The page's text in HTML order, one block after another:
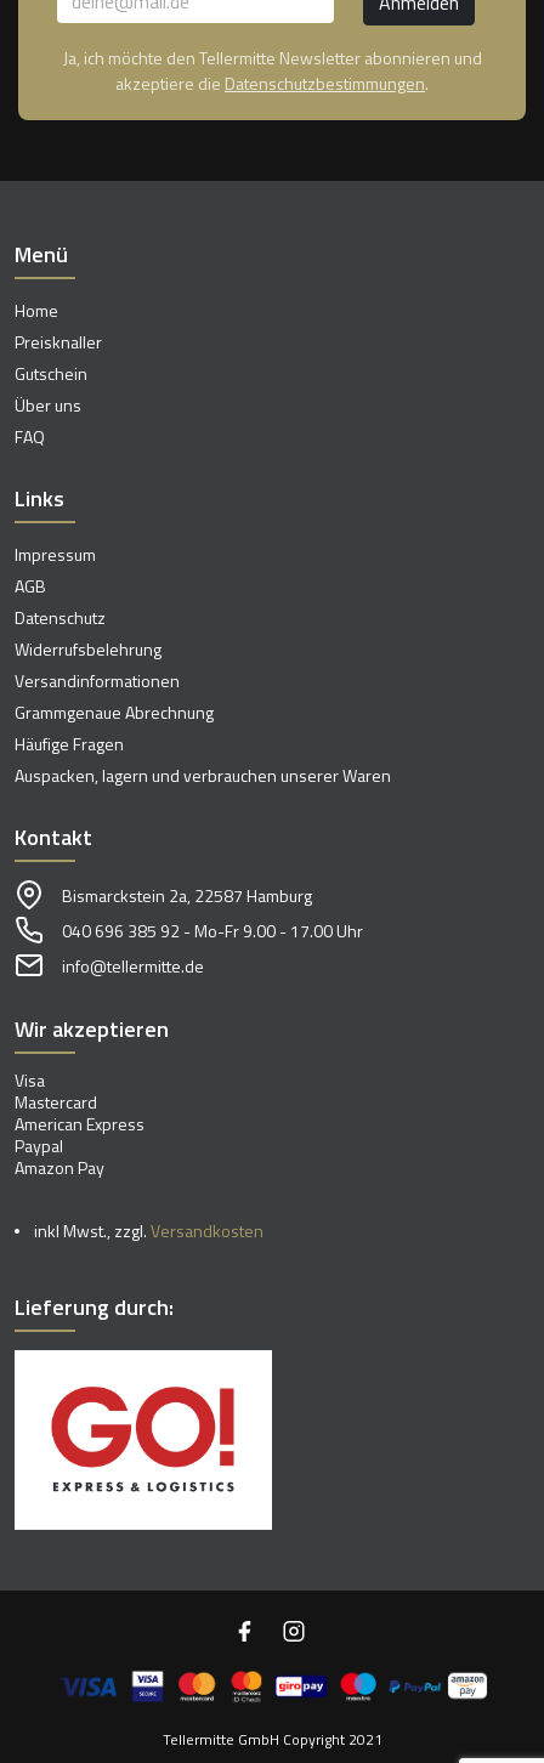
Ja, ich möchte den Tellermitte Newsletter abonnieren und
akzeptiere die Datenschutzbestimmungen.
Menü
Home
Preisknaller
Gutschein
Über uns
FAQ
Links
Impressum
AGB
Datenschutz
Widerrufsbelehrung
Versandinformationen
Grammgenaue Abrechnung
Häufige Fragen
Auspacken, lagern und verbrauchen unserer Waren
Kontakt
Bismarckstein 2a, 22587 Hamburg
040 696 385 92 - Mo-Fr 9.00 - 17.00 Uhr
info@tellermitte.de
Wir akzeptieren
Visa
Mastercard
American Express
Paypal
Amazon Pay
inkl Mwst., zzgl.Versandkosten
Lieferung durch:
Tellermitte GmbH Copyright 2021